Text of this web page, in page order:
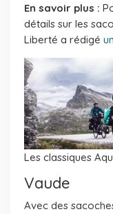
En savoir plus :
détails sur les
Liberté a rédigé
Les classiques
Vaude
Avec des